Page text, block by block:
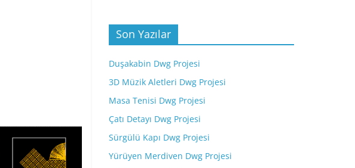
Son Yazılar
Duşakabin Dwg Projesi
3D Müzik Aletleri Dwg Projesi
Masa Tenisi Dwg Projesi
Çatı Detayı Dwg Projesi
Sürgülü Kapı Dwg Projesi
Yürüyen Merdiven Dwg Projesi